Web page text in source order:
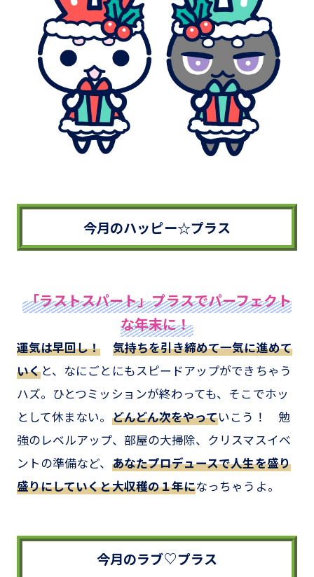
今月のハッピー☆プラス
「ラストスパート」プラスでパーフェクト
な年末に！
運気は早回し！
気持ちを引き締めて一気に進めて
いくと、なにごとにもスピードアップができちゃう
ハズ。ひとつミッションが終わっても、そこでホッ
として休まない。 どんどん次をやっていこう！ 勉
強のレベルアップ、部屋の大掃除、クリスマスイベ
ントの準備など、 あなたプロデュースで人生を盛り
盛りにしていくと大収穫の１年になっちゃうよ。
今月のラブ♡プラス